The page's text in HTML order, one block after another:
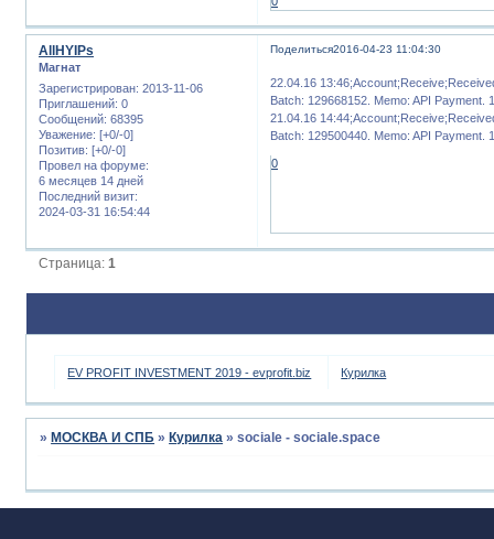
Поделиться2016-04-23 11:04:30
AllHYIPs
Магнат
Зарегистрирован: 2013-11-06
Приглашений: 0
Сообщений: 68395
Уважение: [+0/-0]
Позитив: [+0/-0]
Провел на форуме:
6 месяцев 14 дней
Последний визит:
2024-03-31 16:54:44
22.04.16
Batch: 129668152. Memo: API Payment.
21.04.16
Batch: 129500440. Memo: API Payment.
0
Страница:1
EV PROFIT INVESTMENT 2019 - evprofit.biz Курилка
» МОСКВА И СПБ » Курилка »sociale - sociale.space